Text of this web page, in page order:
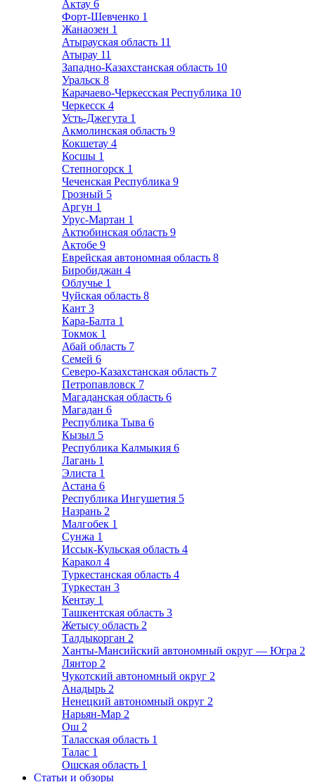
Актау 6
Форт-Шевченко 1
Жанаозен 1
Атырауская область 11
Атырау 11
Западно-Казахстанская область 10
Уральск 8
Карачаево-Черкесская Республика 10
Черкесск 4
Усть-Джегута 1
Акмолинская область 9
Кокшетау 4
Косшы 1
Степногорск 1
Чеченская Республика 9
Грозный 5
Аргун 1
Урус-Мартан 1
Актюбинская область 9
Актобе 9
Еврейская автономная область 8
Биробиджан 4
Облучье 1
Чуйская область 8
Кант 3
Кара-Балта 1
Токмок 1
Абай область 7
Семей 6
Северо-Казахстанская область 7
Петропавловск 7
Магаданская область 6
Магадан 6
Республика Тыва 6
Кызыл 5
Республика Калмыкия 6
Лагань 1
Элиста 1
Астана 6
Республика Ингушетия 5
Назрань 2
Малгобек 1
Сунжа 1
Иссык-Кульская область 4
Каракол 4
Туркестанская область 4
Туркестан 3
Кентау 1
Ташкентская область 3
Жетысу область 2
Талдыкорган 2
Ханты-Мансийский автономный округ — Югра 2
Лянтор 2
Чукотский автономный округ 2
Анадырь 2
Ненецкий автономный округ 2
Нарьян-Мар 2
Ош 2
Таласская область 1
Талас 1
Ошская область 1
Статьи и обзоры